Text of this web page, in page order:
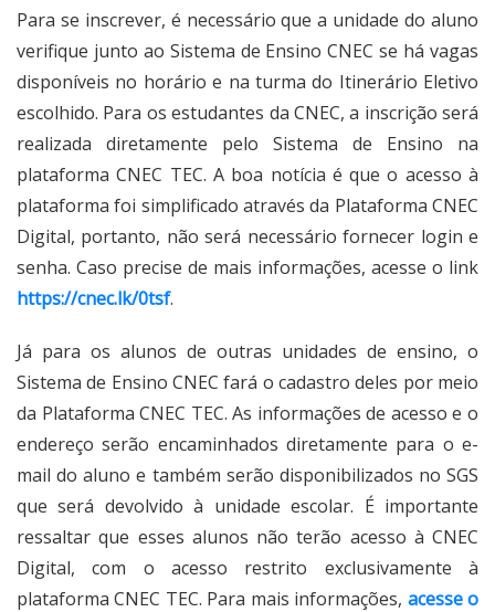
Para se inscrever, é necessário que a unidade do aluno
verifique junto ao Sistema de Ensino CNEC se há vagas
disponíveis no horário e na turma do Itinerário Eletivo
escolhido. Para os estudantes da CNEC, a inscrição será
realizada diretamente pelo Sistema de Ensino na
plataforma CNEC TEC. A boa notícia é que o acesso à
plataforma foi simplificado através da Plataforma CNEC
Digital, portanto, não será necessário fornecer login e
senha. Caso precise de mais informações, acesse o link
https://cnec.lk/0tsf.
Já para os alunos de outras unidades de ensino, o
Sistema de Ensino CNEC fará o cadastro deles por meio
da Plataforma CNEC TEC. As informações de acesso e o
endereço serão encaminhados diretamente para o e-
mail do aluno e também serão disponibilizados no SGS
que será devolvido à unidade escolar. É importante
ressaltar que esses alunos não terão acesso à CNEC
Digital, com o acesso restrito exclusivamente à
plataforma CNEC TEC. Para mais informações, acesse o